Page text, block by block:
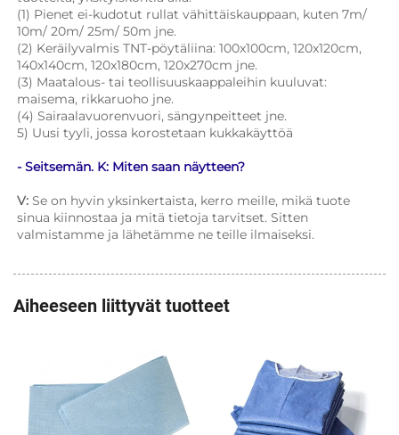
(1) Pienet ei-kudotut rullat vähittäiskauppaan, kuten 7m/
10m/ 20m/ 25m/ 50m jne.
(2) Keräilyvalmis TNT-pöytäliina: 100x100cm, 120x120cm,
140x140cm, 120x180cm, 120x270cm jne.
(3) Maatalous- tai teollisuuskaappaleihin kuuluvat:
maisema, rikkaruoho jne.
(4) Sairaalavuorenvuori, sängynpeitteet jne.
5) Uusi tyyli, jossa korostetaan kukkakäyttöä
- Seitsemän. K: Miten saan näytteen?
V: Se on hyvin yksinkertaista, kerro meille, mikä tuote
sinua kiinnostaa ja mitä tietoja tarvitset. Sitten
valmistamme ja lähetämme ne teille ilmaiseksi.
Aiheeseen liittyvät tuotteet
sängyn peitteet/alapeite